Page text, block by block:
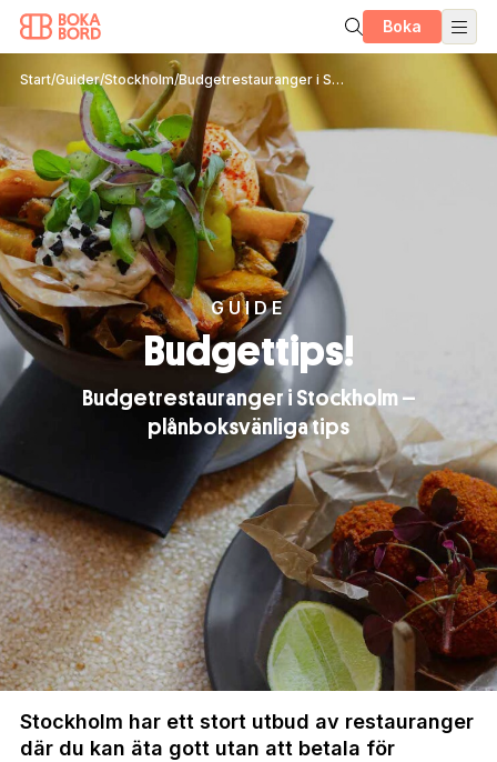
Boka
Start/Guider/Stockholm/ Budgetrestauranger i Stockholm – plånboksvänliga tips
GUIDE
Budgettips!
Budgetrestauranger i Stockholm –
plånboksvänliga tips
Stockholm har ett stort utbud av restauranger
där du kan äta gott utan att betala för